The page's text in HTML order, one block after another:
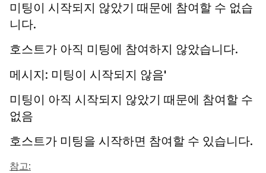
미팅이 시작되지 않았기 때문에 참여할 수 없습
니다.
호스트가 아직 미팅에 참여하지 않았습니다.
메시지: 미팅이 시작되지 않음'
미팅이 아직 시작되지 않았기 때문에 참여할 수
없음
호스트가 미팅을 시작하면 참여할 수 있습니다.
참고: